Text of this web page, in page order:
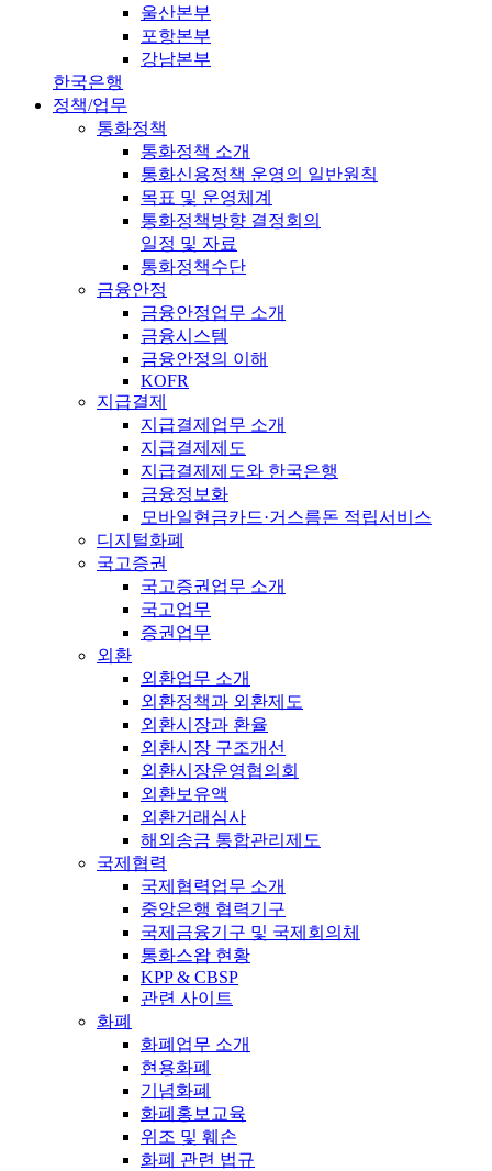
울산본부
포항본부
강남본부
한국은행
정책/업무
통화정책
통화정책 소개
통화신용정책 운영의 일반원칙
목표 및 운영체계
통화정책방향 결정회의
일정 및 자료
통화정책수단
금융안정
금융안정업무 소개
금융시스템
금융안정의 이해
KOFR
지급결제
지급결제업무 소개
지급결제제도
지급결제제도와 한국은행
금융정보화
모바일현금카드·거스름돈 적립서비스
디지털화폐
국고증권
국고증권업무 소개
국고업무
증권업무
외환
외환업무 소개
외환정책과 외환제도
외환시장과 환율
외환시장 구조개선
외환시장운영협의회
외환보유액
외환거래심사
해외송금 통합관리제도
국제협력
국제협력업무 소개
중앙은행 협력기구
국제금융기구 및 국제회의체
통화스왑 현황
KPP & CBSP
관련 사이트
화폐
화폐업무 소개
현용화폐
기념화폐
화폐홍보교육
위조 및 훼손
화폐 관련 법규